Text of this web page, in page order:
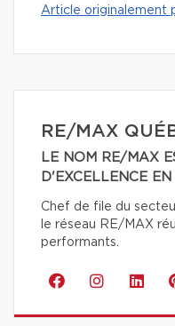
Article originalement
RE/MAX
LE NOM RE/MAX
D'EXCELLENCE
Chef de file du
le réseau RE/MAX
performants.